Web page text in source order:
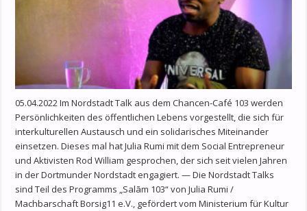
05.04.2022 Im Nordstadt Talk aus dem Chancen-Café 103 werden
Persönlichkeiten des öffentlichen Lebens vorgestellt, die sich für
interkulturellen Austausch und ein solidarisches Miteinander
einsetzen. Dieses mal hat Julia Rumi mit dem Social Entrepreneur
und Aktivisten Rod William gesprochen, der sich seit vielen Jahren
in der Dortmunder Nordstadt engagiert. — Die Nordstadt Talks
sind Teil des Programms „Salām 103“ von Julia Rumi /
Machbarschaft Borsig11 e.V., gefördert vom Ministerium für Kultur